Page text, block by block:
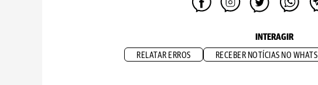
INTERAGIR
RELATAR ERROS RECEBER NOTÍCIAS NO WHATS